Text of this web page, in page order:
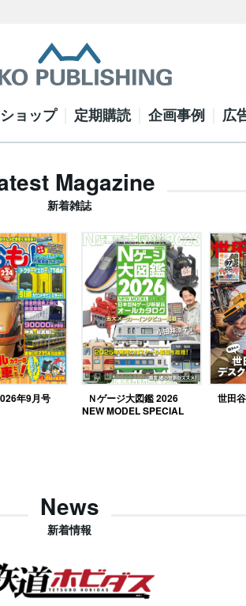
ョップ 定期購読 企画事例 広
Magazine
新着雑誌
年9月号
Ｎゲージ大図鑑 2026
NEW MODEL SPECIAL
世田
News
新着情報